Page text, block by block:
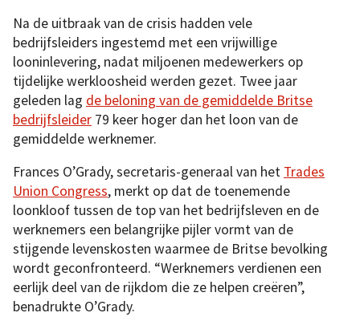
Na de uitbraak van de crisis hadden vele
bedrijfsleiders ingestemd met een vrijwillige
looninlevering, nadat miljoenen medewerkers op
tijdelijke werkloosheid werden gezet. Twee jaar
geleden lag de beloning van de gemiddelde Britse
bedrijfsleider 79 keer hoger dan het loon van de
gemiddelde werknemer.
Frances O’Grady, secretaris-generaal van het Trades
Union Congress, merkt op dat de toenemende
loonkloof tussen de top van het bedrijfsleven en de
werknemers een belangrijke pijler vormt van de
stijgende levenskosten waarmee de Britse bevolking
wordt geconfronteerd. “Werknemers verdienen een
eerlijk deel van de rijkdom die ze helpen creëren”,
benadrukte O’Grady.